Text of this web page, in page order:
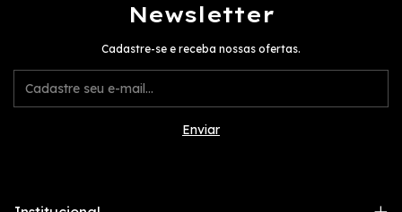
Newsletter
Cadastre-se e receba nossas ofertas.